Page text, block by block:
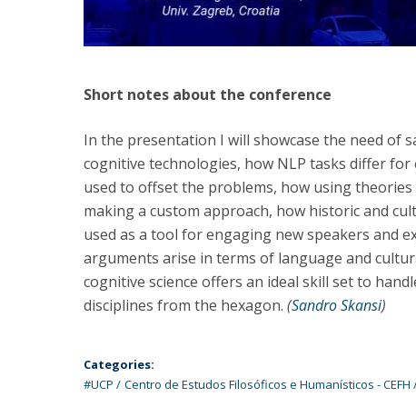
Short notes about the conference
In the presentation I will showcase the need of
cognitive technologies, how NLP tasks differ for
used to offset the problems, how using
making a custom approach, how historic and
used as a tool for engaging new speakers and
arguments arise in terms of language and
cognitive science offers an ideal skill set to
disciplines from the hexagon. (Sandro Skansi)
Categories:
#UCP
Centro de Estudos Filosóficos e Humanísticos - CEFH